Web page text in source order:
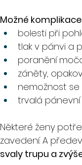
Možné
bolesti při
tlak v pánvi a
poranění
záněty,
nemožnost
trvalá
Některé ženy
zavedení. A
svaly trupu a